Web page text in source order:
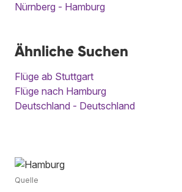
Nürnberg - Hamburg
Ähnliche Suchen
Flüge ab Stuttgart
Flüge nach Hamburg
Deutschland - Deutschland
Quelle